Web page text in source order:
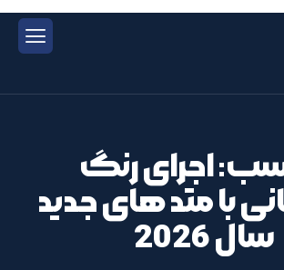
اجرای رنگ
با متد های جدید
سال 2026